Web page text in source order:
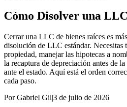
Cómo Disolver una
Cerrar una LLC de bienes raíces es
disolución de LLC estándar. Necesitas
propiedad, manejar las hipotecas a
la recaptura de depreciación antes de
ante el estado. Aquí está el orden
cada paso.
Por Gabriel Gil|3 de julio de 2026